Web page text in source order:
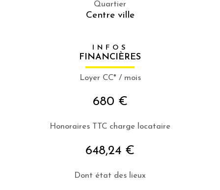
Quartier
Centre ville
INFOS
FINANCIÈRES
Loyer CC* / mois
680 €
Honoraires TTC charge locataire
648,24 €
Dont état des lieux